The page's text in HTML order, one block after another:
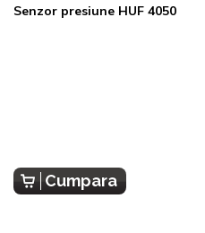
Senzor presiune HUF 4050
Cumpara